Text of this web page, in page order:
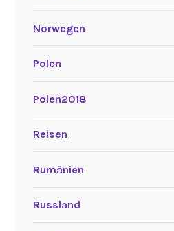
Norwegen
Polen
Polen2018
Reisen
Rumänien
Russland